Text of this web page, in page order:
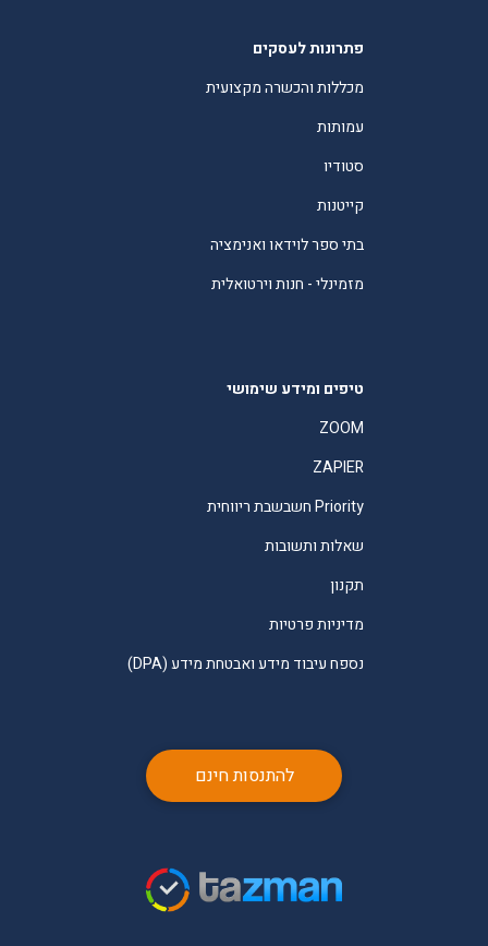
פתרונות לעסקים
מכללות והכשרה מקצועית
עמותות
סטודיו
קייטנות
בתי ספר לוידאו ואנימציה
מזמינלי - חנות וירטואלית
טיפים ומידע שימושי
ZOOM
ZAPIER
Priority חשבשבת ריווחית
שאלות ותשובות
תקנון
מדיניות פרטיות
נספח עיבוד מידע ואבטחת מידע (DPA)
להתנסות חינם